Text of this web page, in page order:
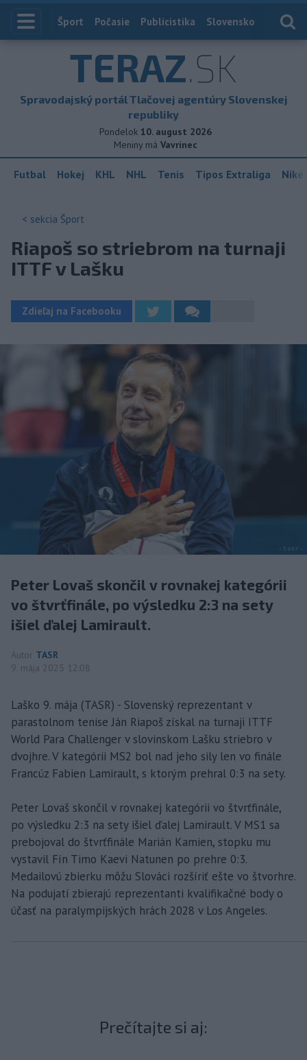
Index
Šport Počasie Publicistika Slovensko
TERAZ.SK
Spravodajský portál Tlačovej agentúry Slovenskej
republiky
Pondelok 10. august 2026
Meniny má Vavrinec
Futbal Hokej KHL NHL Tenis Tipos Extraliga
< sekcia Šport
Riapoš so striebrom na turnaji
ITTF v Lašku
Zdieľaj na Facebooku
Peter Lovaš skončil v rovnakej kategórii
vo štvrťfinále, po výsledku 2:3 na sety
išiel ďalej Lamirault.
Autor TASR
9. mája 2025 12:08
Laško 9. mája (TASR) - Slovenský reprezentant v
parastolnom tenise Ján Riapoš získal na turnaji ITTF
World Para Challenger v slovinskom Lašku striebro v
dvojhre. V kategórii MS2 bol nad jeho sily len vo finále
Francúz Fabien Lamirault, s ktorým prehral 0:3 na sety.
Peter Lovaš skončil v rovnakej kategórii vo štvrťfinále,
po výsledku 2:3 na sety išiel ďalej Lamirault. V MS1 sa
prebojoval do štvrťfinále Marián Kamien, stopku mu
vystavil Fín Timo Kaevi Natunen po prehre 0:3.
Medailovú zbierku môžu Slováci rozšíriť ešte vo štvorhre.
Na podujatí zbierajú reprezentanti kvalifikačné body o
účasť na paralympijských hrách 2028 v Los Angeles.
Prečítajte si aj: